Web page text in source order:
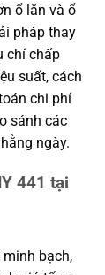
ổ lăn và ổ
pháp thay
chí chấp
suất, cách
chi phí
sánh các
ngày.
441 tại
bạch,